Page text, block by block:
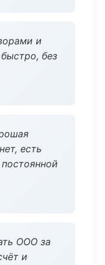
и
без
есть
ООО за
и